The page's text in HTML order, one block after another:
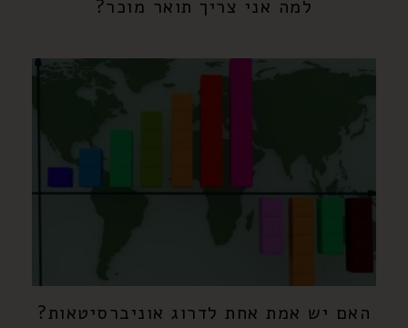
למה אני צריך תואר מוכר?
האם יש אמת אחת לדרוג אוניברסיטאות?